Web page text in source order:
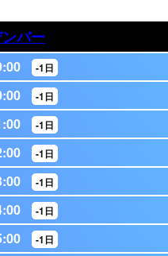
バー
-1日
-1日
-1日
-1日
-1日
-1日
-1日